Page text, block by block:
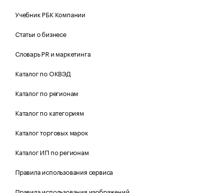
Учебник РБК Компании
Статьи о бизнесе
Словарь PR и маркетинга
Каталог по ОКВЭД
Каталог по регионам
Каталог по категориям
Каталог торговых марок
Каталог ИП по регионам
Правила использования сервиса